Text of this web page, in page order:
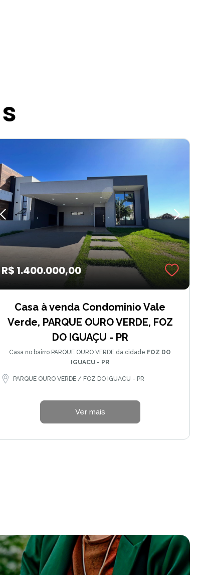
R$ 1.400.000,00
Casa à venda Condominio Vale
Verde, PARQUE OURO VERDE, FOZ
DO IGUAÇU - PR
Casa no bairro PARQUE OURO VERDE da cidade FOZ DO
IGUACU - PR
PARQUE OURO VERDE / FOZ DO IGUACU - PR
Ver mais